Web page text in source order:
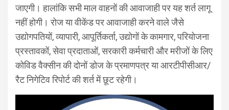
जाएगी। हालांकि सभी माल वाहनों की आवाजाही पर यह शर्त लागू
नहीं होगी। रोज या वीकेंड पर आवाजाही करने वाले जैसे
उद्योगपतियों, व्यापारी, आपूर्तिकर्ता, उद्योगों के कामगार, परियोजना
प्रस्तावकों, सेवा प्रदाताओं, सरकारी कर्मचारी और मरीजों के लिए
कोविड वैक्सीन की दोनों डोज के प्रमाणपत्र या आरटीपीसीआर/
रैट निगेटिव रिपोर्ट की शर्त में छूट रहेगी।